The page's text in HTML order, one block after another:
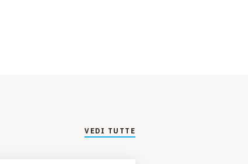
VEDI TUTTE